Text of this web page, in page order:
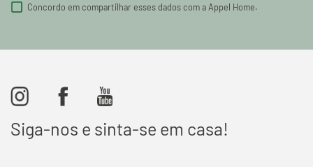
Concordo em compartilhar esses dados com a Appel Home.
Siga-nos e sinta-se em casa!